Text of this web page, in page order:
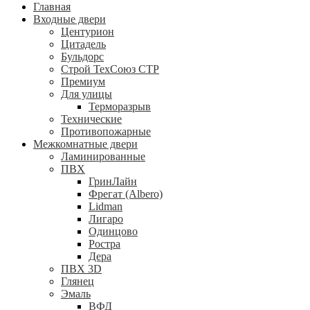
Главная
Входные двери
Центурион
Цитадель
Бульдорс
Строй ТехСоюз СТР
Премиум
Для улицы
Терморазрыв
Технические
Противопожарные
Межкомнатные двери
Ламинированные
ПВХ
ГринЛайн
Фрегат (Albero)
Lidman
Лигаро
Одинцово
Ростра
Дера
ПВХ 3D
Глянец
Эмаль
ВФД